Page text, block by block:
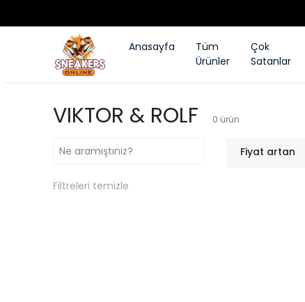
Anasayfa
Tüm
Ürünler
Çok
Satanlar
VIKTOR & ROLF 0 ürün
Fiyat artan
Filtreleri temizle